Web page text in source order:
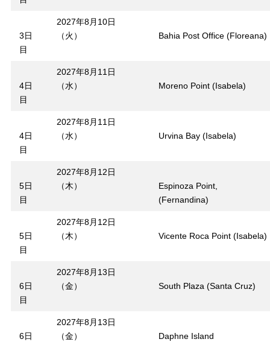
3日
目
2027年8月10日
（火）
Bahia Post Office (Floreana)
4日
目
2027年8月11日
（水）
Moreno Point (Isabela)
4日
目
2027年8月11日
（水）
Urvina Bay (Isabela)
5日
目
2027年8月12日
（木）
Espinoza Point,
(Fernandina)
5日
目
2027年8月12日
（木）
Vicente Roca Point (Isabela)
6日
目
2027年8月13日
（金）
South Plaza (Santa Cruz)
6日
2027年8月13日
（金）
Daphne Island